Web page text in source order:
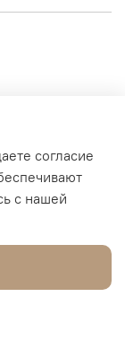
согласие
с нашей